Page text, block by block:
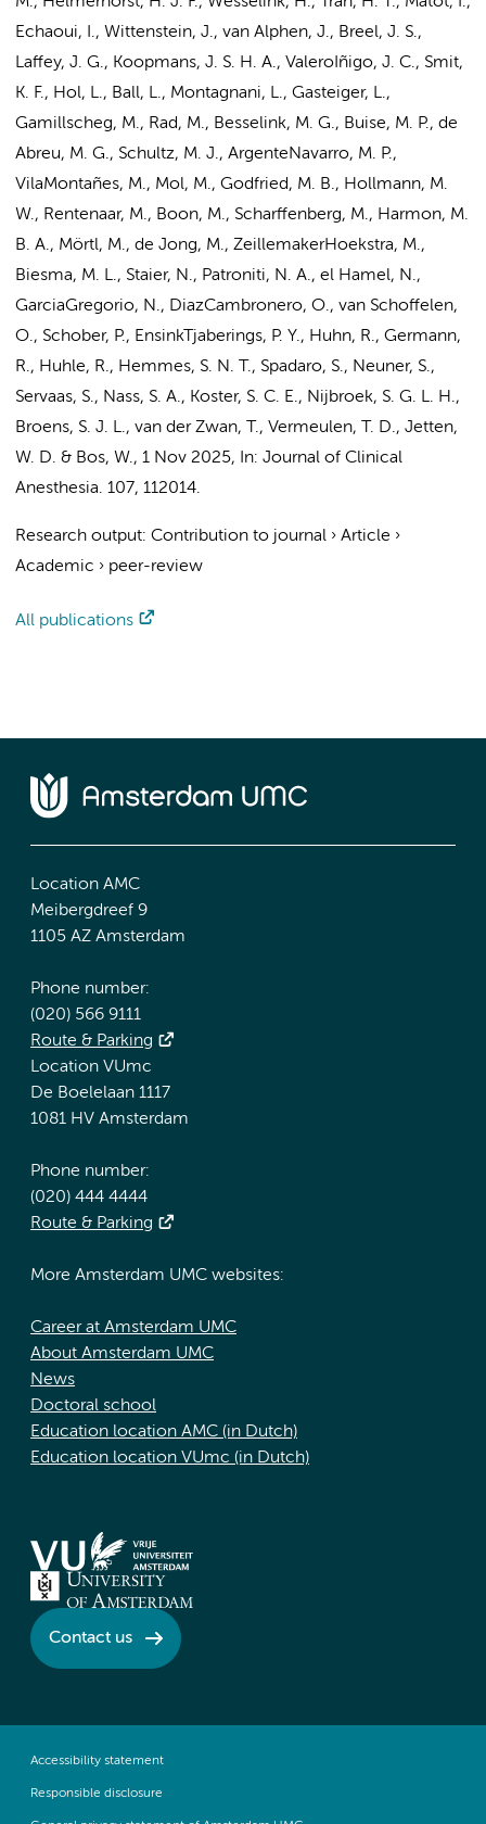
Echaoui, I., Wittenstein, J., van Alphen, J., Breel, J. S.,
Laffey, J. G., Koopmans, J. S. H. A., ValeroIñigo, J. C., Smit,
K. F., Hol, L., Ball, L., Montagnani, L., Gasteiger, L.,
Gamillscheg, M., Rad, M., Besselink, M. G., Buise, M. P., de
Abreu, M. G., Schultz, M. J., ArgenteNavarro, M. P.,
VilaMontañes, M., Mol, M., Godfried, M. B., Hollmann, M.
W., Rentenaar, M., Boon, M., Scharffenberg, M., Harmon, M.
B. A., Mörtl, M., de Jong, M., ZeillemakerHoekstra, M.,
Biesma, M. L., Staier, N., Patroniti, N. A., el Hamel, N.,
GarciaGregorio, N., DiazCambronero, O., van Schoffelen,
O., Schober, P., EnsinkTjaberings, P. Y., Huhn, R., Germann,
R., Huhle, R., Hemmes, S. N. T., Spadaro, S., Neuner, S.,
Servaas, S., Nass, S. A., Koster, S. C. E., Nijbroek, S. G. L. H.,
Broens, S. J. L., van der Zwan, T., Vermeulen, T. D., Jetten,
W. D. & Bos, W., 1 Nov 2025, In: Journal of Clinical
Anesthesia. 107, 112014.
Research output: Contribution to journal › Article ›
Academic › peer-review
All publications
Location AMC
Meibergdreef 9
1105 AZ Amsterdam
Phone number:
(020) 566 9111
Route & Parking
Location VUmc
De Boelelaan 1117
1081 HV Amsterdam
Phone number:
(020) 444 4444
Route & Parking
More Amsterdam UMC websites:
Career at Amsterdam UMC
About Amsterdam UMC
News
Doctoral school
Education location AMC (in Dutch)
Education location VUmc (in Dutch)
Contact us
Accessibility statement
Responsible disclosure